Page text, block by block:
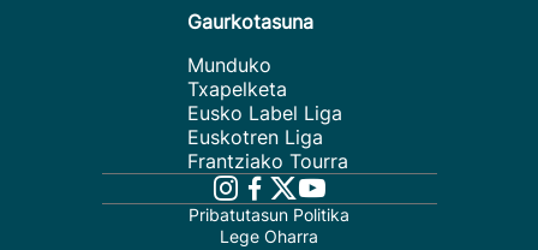
Gaurkotasuna
Munduko
Txapelketa
Eusko Label Liga
Euskotren Liga
Frantziako Tourra
Pribatutasun Politika
Lege Oharra